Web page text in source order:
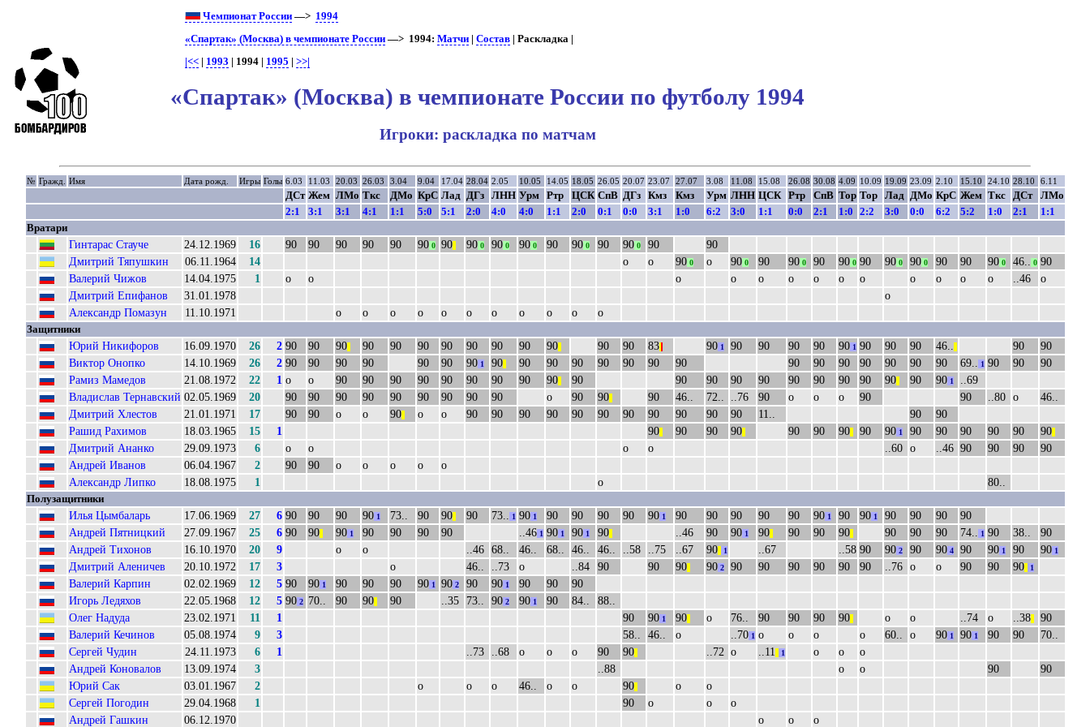
Чемпионат России —> 1994
«Спартак» (Москва) в чемпионате России —> 1994:Матчи |Состав | Раскладка |
|<< | 1993 | 1994 | 1995 |>>|
«Спартак» (Москва) в чемпионате России по футболу 1994
Игроки: раскладка по матчам
№ Гражд. Имя Дата рожд. Игры Голы 6.03 11.03 20.03 26.03 3.04 9.04 17.04 28.04 2.05 10.05 14.05 18.05 26.05 20.07 23.07 27.07 3.08 11.08 15.08 26.08 30.08 4.09 10.09 19.09 23.09 2.10 15.10 24.10 28.10 6.11
ДСт Жем ЛМо Ткс ДМо КрС Лад ДГз ЛНН Урм Ртр ЦСК СпВ ДГз Кмз Кмз Урм ЛНН ЦСК Ртр СпВ Тор Тор Лад ДМо КрС Жем Ткс ДСт
ЛМо
2:1
3:1 3:1 4:1 1:1 5:0 5:1 2:0 4:0 4:0 1:1 2:0 0:1 0:0 3:1 1:0 6:2 3:0 1:1 0:0 2:1 1:0 2:2 3:0 0:0 6:2 5:2 1:0 2:1
1:1
Вратари
Гинтарас Стауче 24.12.1969 16 90 90 90 90 90 900 90|| 900 900 900 90 900 90 900 90
90
Дмитрий Тяпушкин
06.11.1964 14 о о 900 о 900 90 900 90 900 90 900 900 90 90 900 46.. 0 90
Валерий Чижов
14.04.1975 1 о о о о о о о о о о о о о ..46
о
Дмитрий Епифанов
31.01.1978
о
Александр Помазун
11.10.1971 о о о о о о о о о о о
Защитники
Юрий Никифоров 16.09.1970 26 2 90 90 90|| 90 90 90 90 90 90 90 90|| 90 90 83| 901 90 90 90 90 901 90 90 90 46.. 90
90
Виктор Онопко
14.10.1969 26 2 90 90 90 90 90 90 901 90|| 90 90 90 90 90 90 90 90 90 90 90 90 90 90 69.. 1 90 90
90
Рамиз Мамедов
21.08.1972 22 1 о о 90 90 90 90 90 90 90 90 90|| 90 90 90 90 90 90 90 90 90 90|| 90 901
..69
Владислав Тернавский 02.05.1969 20 90 90 90 90 90 90 90 90 90 о 90 90|| 90 46.. 72.. ..76 90 о о о 90 90 ..80 о
46..
Дмитрий Хлестов
21.01.1971 17 90 90 о о 90|| о о 90 90 90 90 90 90 90 90 90 90 90 11.. 90
90
Рашид Рахимов
18.03.1965 15 1 90|| 90 90 90|| 90 90 90|| 90 901 90 90 90 90 90 90||
Дмитрий Ананко 29.09.1973 6 о о о о ..60 о ..46 90 90 90
90
Андрей Иванов
06.04.1967 2 90 90 о о о о
о
Александр Липко
18.08.1975 1 о 80..
Полузащитники
Илья Цымбаларь 17.06.1969 27 6 90 90 90 901 73.. 90 90|| 90 73.. 1 901 90 90 90 90 901 90 90 90 90 90 901 90 901 90 90 90
90
Андрей Пятницкий
27.09.1967 25 6 90 90|| 901 90 90 90 90 ..461 901 901 90|| ..46 90 901 90|| 90 90 90|| 90 90 90 74.. 1 90 38..
90
Андрей Тихонов
16.10.1970 20 9 о о ..46 68.. 46.. 68.. 46.. 46.. ..58 ..75 ..67 90|| 1 ..67 ..58 90 902 90 904 90 901 90 901
Дмитрий Аленичев 20.10.1972 17 3 о 46.. ..73 о ..84 90 90 90|| 902 90 90 90 90 90 90 ..76 о о 90 90 90|| 1
Валерий Карпин 02.02.1969 12 5 90 901 90 90 90 901 902 90 901 90 90
90
Игорь Ледяхов
22.05.1968 12 5 902 70.. 90 90|| 90 ..35 73.. 902 901 90 84..
88..
Олег Надуда
23.02.1971 11 1 90 901 90|| о 76.. 90 90 90 90|| о о ..74 о ..38||
90
Валерий Кечинов
05.08.1974 9 3 58.. 46.. о ..701 о о о о 60.. о 901 901 90 90
70..
Сергей Чудин
24.11.1973 6 1 ..73 ..68 о о о 90 90|| ..72 о ..11 1 о о
о
Андрей Коновалов
13.09.1974 3 ..88 о о 90
90
Юрий Сак
03.01.1967 2 о о о 46.. о о 90|| о
о
Сергей Погодин
29.04.1968 1 90 о о
о
Андрей Гашкин
06.12.1970 о о о